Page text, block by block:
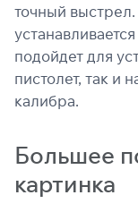
точный
подойдет для
пистолет, так и
калибра.
Большее
картинка
недели